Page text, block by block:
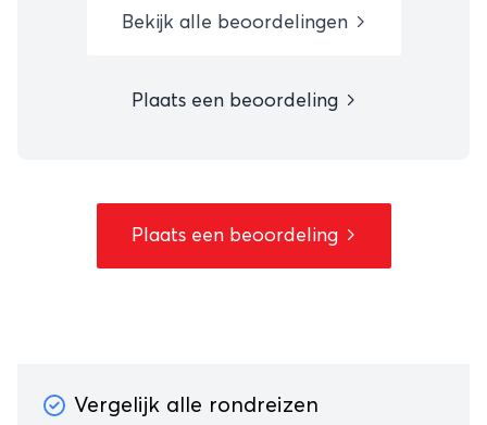
Bekijk alle beoordelingen
Plaats een beoordeling
Plaats een beoordeling
Vergelijk alle rondreizen